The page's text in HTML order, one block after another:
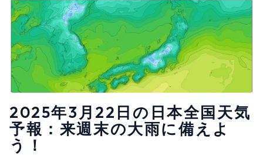
2025年3月22日の日本全国天気
予報：来週末の大雨に備えよ
う！